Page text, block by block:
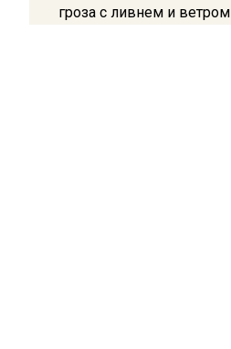
гроза с ливнем и ветром